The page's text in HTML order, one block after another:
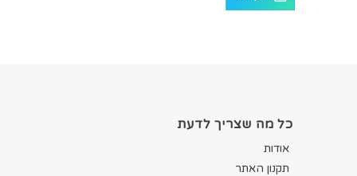
כל מה שצריך לדעת
אודות
תקנון האתר